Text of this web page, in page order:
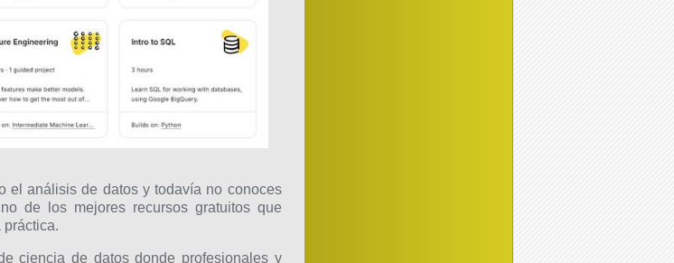
el análisis de datos y todavía no conoces
de los mejores recursos gratuitos que
práctica.
ciencia de datos donde profesionales y